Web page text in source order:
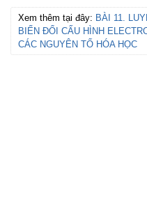
Xem thêm tại đây: BÀI 11.
BIẾN ĐỔI CẤU HÌNH
CÁC NGUYÊN TỐ HÓA HỌC